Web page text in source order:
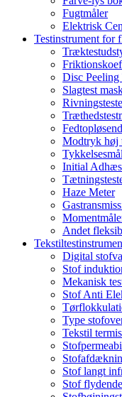
Fugtmåler
Elektrisk
Testinstrument for
Disc Peeling
Slagtest
Modtryk høj
Initial
Haze Meter
Andet
Digital
Stof
Mekanisk
Stof Anti
Type
Tekstil
Stof langt
Stof